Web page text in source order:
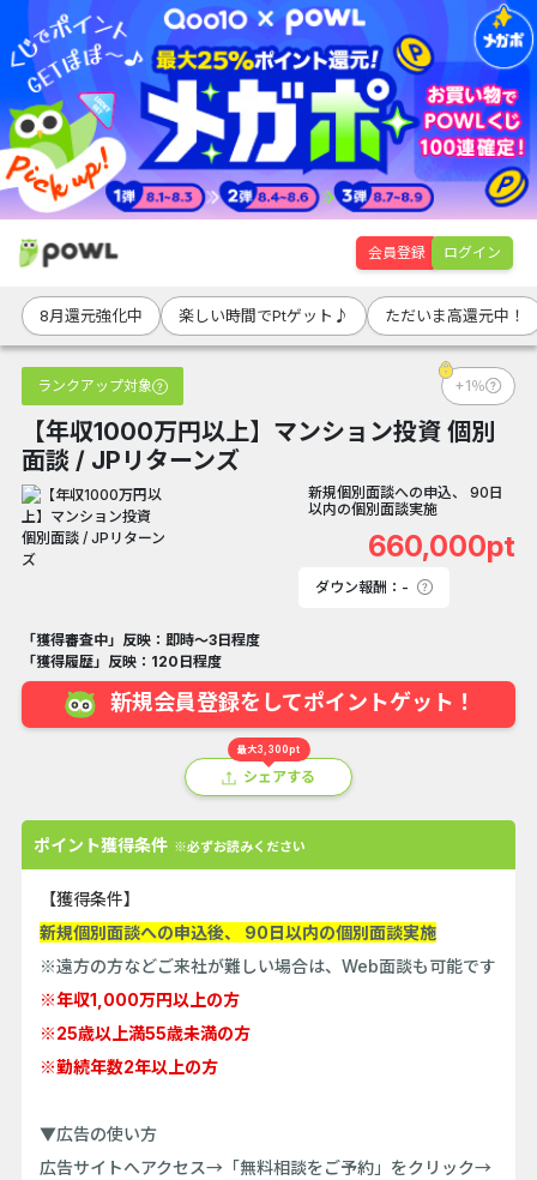
会員登録 ログイン
8月還元強化中 楽しい時間でPtゲット♪ ただいま高還元中！
ランクアップ対象 +1％
【年収1000万円以上】マンション投資 個別
面談 / JPリターンズ
新規個別面談への申込、 90日
以内の個別面談実施
660,000pt
ダウン報酬：-
「獲得審査中」反映：即時～3日程度
「獲得履歴」反映：120日程度
新規会員登録をしてポイントゲット！
最大3,300pt
シェアする
ポイント獲得条件 ※必ずお読みください
【獲得条件】
新規個別面談への申込後、 90日以内の個別面談実施
※遠方の方などご来社が難しい場合は、Web面談も可能です
※年収1,000万円以上の方
※25歳以上満55歳未満の方
※勤続年数2年以上の方
▼広告の使い方
広告サイトへアクセス→「無料相談をご予約」をクリック→